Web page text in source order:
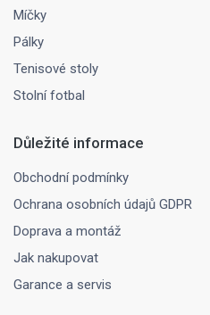
Míčky
Pálky
Tenisové stoly
Stolní fotbal
Důležité informace
Obchodní podmínky
Ochrana osobních údajů GDPR
Doprava a montáž
Jak nakupovat
Garance a servis